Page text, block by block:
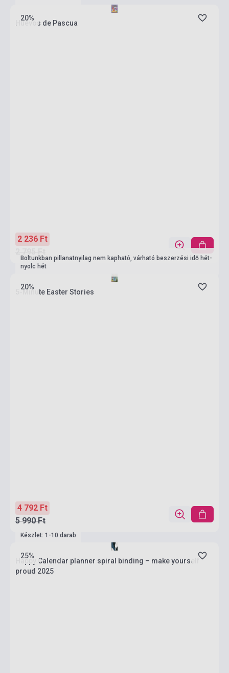
20%
Huevos de Pascua
2 236 Ft
20%
Boltunkban pillanatnyilag nem kapható, várható beszerzési idő hét-
nyolc hét
5-Minute Easter Stories
4 792 Ft
5 990 Ft
25%
Készlet: 1-10 darab
Happy Calendar planner spiral binding – make yourself
proud 2025